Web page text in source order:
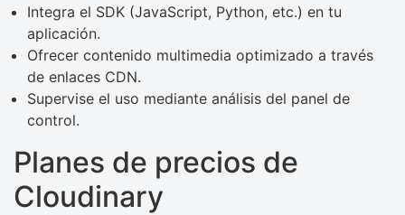
Integra el SDK (JavaScript, Python, etc.) en tu
aplicación.
Ofrecer contenido multimedia optimizado a través
de enlaces CDN.
Supervise el uso mediante análisis del panel de
control.
Planes de precios de
Cloudinary